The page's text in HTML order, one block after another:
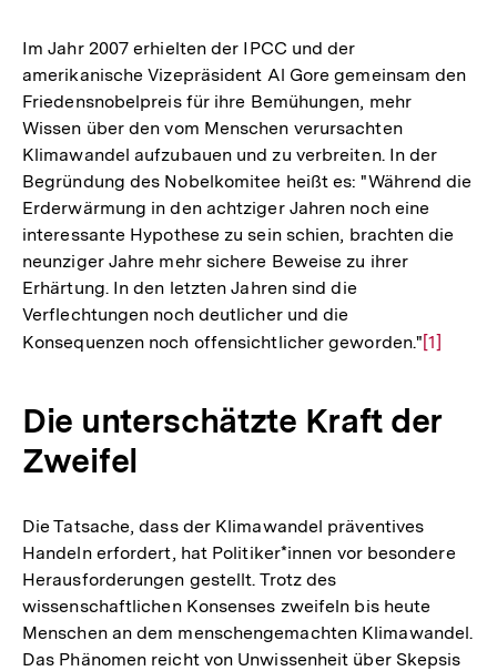
Im Jahr 2007 erhielten der IPCC und der
amerikanische Vizepräsident Al Gore gemeinsam den
Friedensnobelpreis für ihre Bemühungen, mehr
Wissen über den vom Menschen verursachten
Klimawandel aufzubauen und zu verbreiten. In der
Begründung des Nobelkomitee heißt es: "Während die
Erderwärmung in den achtziger Jahren noch eine
interessante Hypothese zu sein schien, brachten die
neunziger Jahre mehr sichere Beweise zu ihrer
Erhärtung. In den letzten Jahren sind die
Verflechtungen noch deutlicher und die
Konsequenzen noch offensichtlicher geworden."Zur
Fußnote
[1]
Die unterschätzte Kraft der
Zweifel
Die Tatsache, dass der Klimawandel präventives
Handeln erfordert, hat Politiker*innen vor besondere
Herausforderungen gestellt. Trotz des
wissenschaftlichen Konsenses zweifeln bis heute
Menschen an dem menschengemachten Klimawandel.
Das Phänomen reicht von Unwissenheit über Skepsis